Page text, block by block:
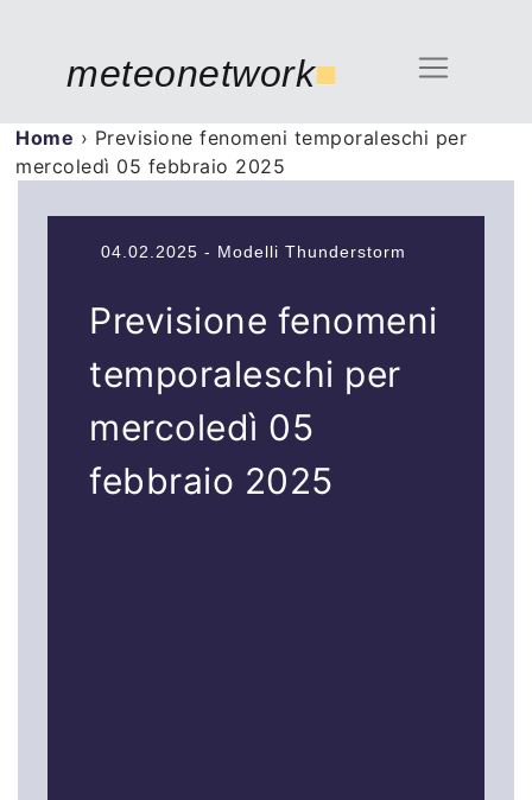
meteonetwork■
Home › Previsione fenomeni temporaleschi per
mercoledì 05 febbraio 2025
04.02.2025 - Modelli Thunderstorm
Previsione fenomeni
temporaleschi per
mercoledì 05
febbraio 2025